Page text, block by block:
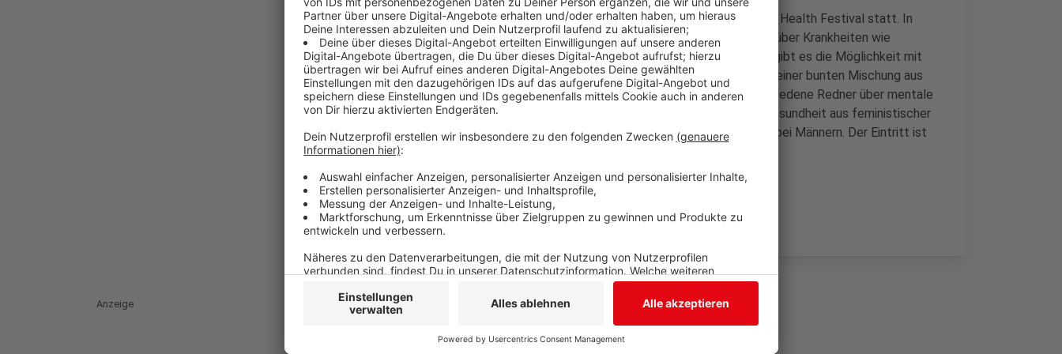
Am Samstag (06. September) findet in Siegen das zweite Mental Health Festival statt. In
diesem Jahr im Vortex in Weidenau. Hier könnt ihr euch ab 14 Uhr über Krankheiten wie
Depressionen, Panikattacken oder ADHS informieren. Außerdem gibt es die Möglichkeit mit
Seelsorgern zu sprechen. Musikalisch wird die Veranstaltung von einer bunten Mischung aus
HipHop, Deutschpop und Metal begleitet. Daneben klären verschiedene Redner über mentale
Gesundheit auf. Eve Obier beispielsweise spricht über mentale Gesundheit aus feministischer
Sicht und die "Gefährten mit Bärten" über psychische Erkrankung bei Männern. Der Eintritt ist
Anzeige
Anzeige